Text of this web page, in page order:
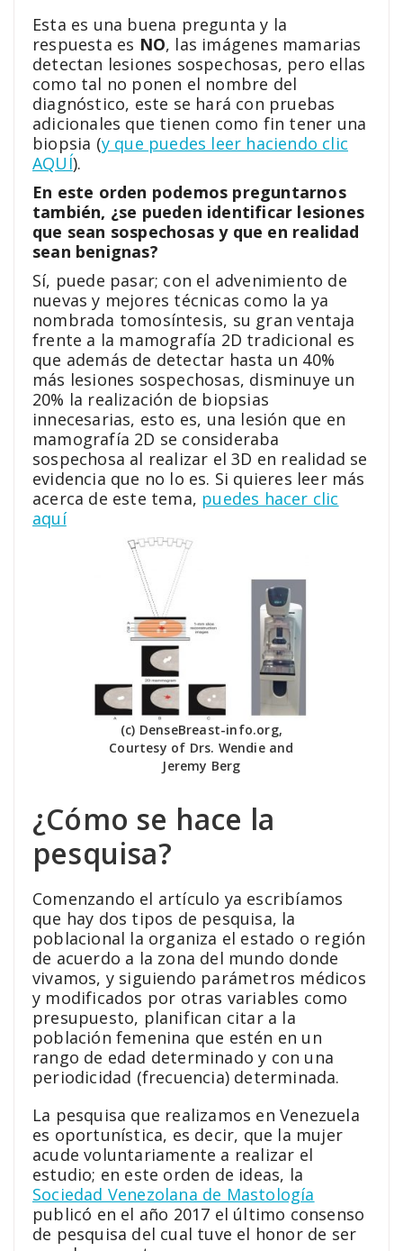
Esta es una buena pregunta y la
respuesta es NO, las imágenes mamarias
detectan lesiones sospechosas, pero ellas
como tal no ponen el nombre del
diagnóstico, este se hará con pruebas
adicionales que tienen como fin tener una
biopsia (y que puedes leer haciendo clic
AQUÍ).
En este orden podemos preguntarnos
también, ¿se pueden identificar lesiones
que sean sospechosas y que en realidad
sean benignas?
Sí, puede pasar; con el advenimiento de
nuevas y mejores técnicas como la ya
nombrada tomosíntesis, su gran ventaja
frente a la mamografía 2D tradicional es
que además de detectar hasta un 40%
más lesiones sospechosas, disminuye un
20% la realización de biopsias
innecesarias, esto es, una lesión que en
mamografía 2D se consideraba
sospechosa al realizar el 3D en realidad se
evidencia que no lo es. Si quieres leer más
acerca de este tema, puedes hacer clic
aquí
(c) DenseBreast-info.org,
Courtesy of Drs. Wendie and
Jeremy Berg
¿Cómo se hace la
pesquisa?
Comenzando el artículo ya escribíamos
que hay dos tipos de pesquisa, la
poblacional la organiza el estado o región
de acuerdo a la zona del mundo donde
vivamos, y siguiendo parámetros médicos
y modificados por otras variables como
presupuesto, planifican citar a la
población femenina que estén en un
rango de edad determinado y con una
periodicidad (frecuencia) determinada.
La pesquisa que realizamos en Venezuela
es oportunística, es decir, que la mujer
acude voluntariamente a realizar el
estudio; en este orden de ideas, la
Sociedad Venezolana de Mastología
publicó en el año 2017 el último consenso
de pesquisa del cual tuve el honor de ser